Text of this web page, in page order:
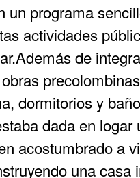
un programa
actividades
de
dormitorios y
dada en
acostumbrado a
una casa